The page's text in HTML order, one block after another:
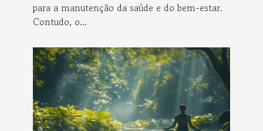
para a manutenção da saúde e do bem-estar.
Contudo, o...